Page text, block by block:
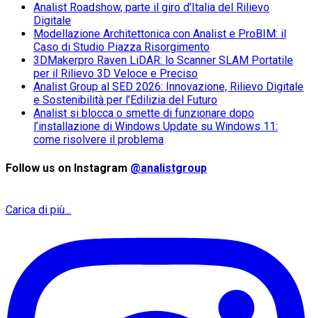
Analist Roadshow, parte il giro d’Italia del Rilievo
Digitale
Modellazione Architettonica con Analist e ProBIM: il
Caso di Studio Piazza Risorgimento
3DMakerpro Raven LiDAR: lo Scanner SLAM Portatile
per il Rilievo 3D Veloce e Preciso
Analist Group al SED 2026: Innovazione, Rilievo Digitale
e Sostenibilità per l’Edilizia del Futuro
Analist si blocca o smette di funzionare dopo
l’installazione di Windows Update su Windows 11:
come risolvere il problema
Follow us on Instagram @analistgroup
Carica di più...